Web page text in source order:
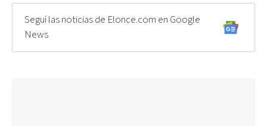
Seguí las noticias de Elonce.com en Google
News